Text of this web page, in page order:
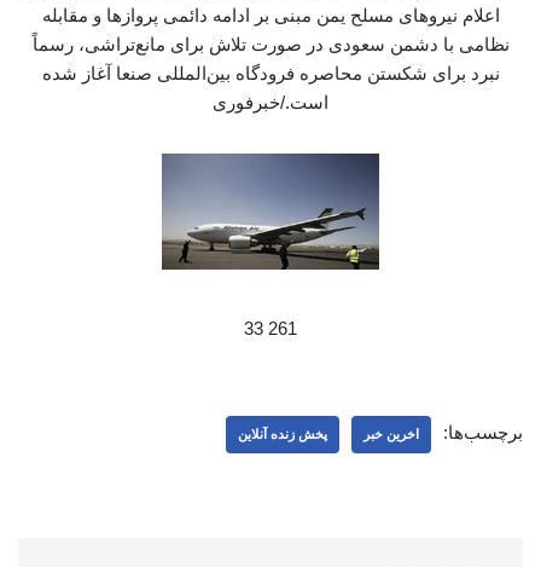
اعلام نیروهای مسلح یمن مبنی بر ادامه دائمی پروازها و مقابله
نظامی با دشمن سعودی در صورت تلاش برای مانع‌تراشی، رسماً
نبرد برای شکستن محاصره فرودگاه بین‌المللی صنعا آغاز شده
است./خبرفوری
261 33
برچسب‌ها: اخرین خبر پخش زنده آنلاین